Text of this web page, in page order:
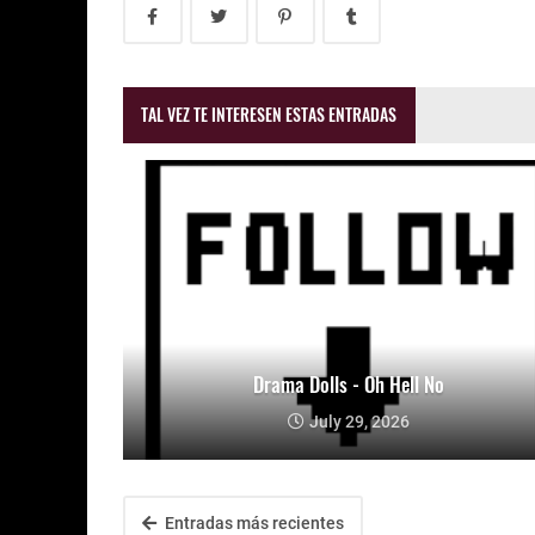
TAL VEZ TE INTERESEN ESTAS ENTRADAS
Drama Dolls - Oh Hell No
July 29, 2026
Entradas más recientes